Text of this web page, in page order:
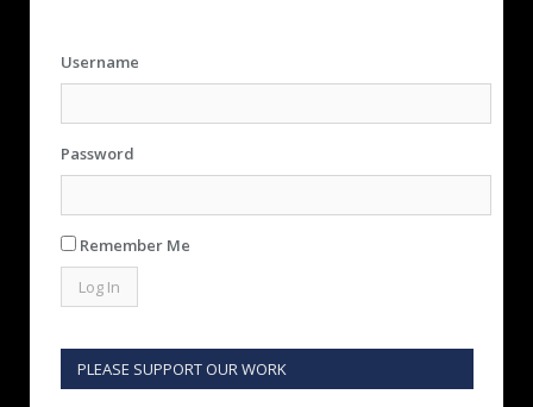
Username
Password
Remember Me
PLEASE SUPPORT OUR WORK